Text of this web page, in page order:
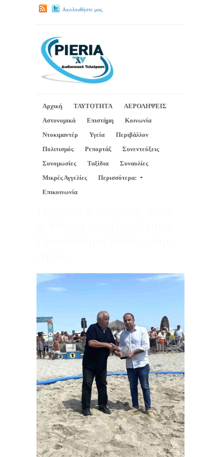
Ακολουθήστε μας.
Αρχική ΤΑΥΤΟΤΗΤΑ
ΑΕΡΟΛΗΨΕΙΣ
Αστυνομικά
Επιστήμη
Κοινωνία
Ντοκιμαντέρ
Υγεία
Περιβάλλον
Πολιτισμός
Ρεπορτάζ
Συνεντεύξεις
Συνομωσίες
Ταξίδια
Συναυλίες
Μικρές Αγγελίες
Περισσότερα:
Επικοινωνία